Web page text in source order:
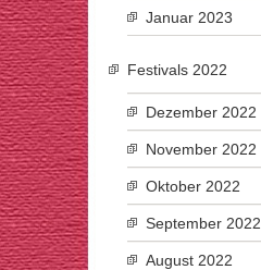
Januar 2023
Festivals 2022
Dezember 2022
November 2022
Oktober 2022
September 2022
August 2022